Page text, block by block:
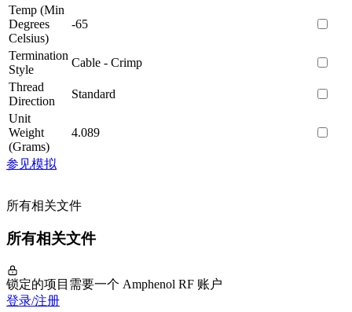
Temp (Min
Degrees
Celsius)
-65
Termination
Style
Cable - Crimp
Thread
Direction
Standard
Unit
Weight
(Grams)
4.089
参见模拟
所有相关文件
所有相关文件
锁定的项目需要一个 Amphenol RF 账户
登录/注册